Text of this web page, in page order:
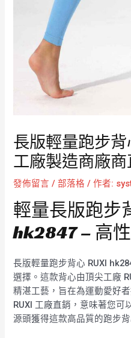
長版輕量跑步
工廠製造商廠商
發佈留言 /部落格 / 作者:
輕量長版跑步
hk2847 – 高
長版輕量跑步背心 RUXI
選擇。這款背心由頂尖工廠
精湛工藝，旨在為運動愛好
RUXI 工廠直銷，意味著您可
源頭獲得這款高品質的跑步背